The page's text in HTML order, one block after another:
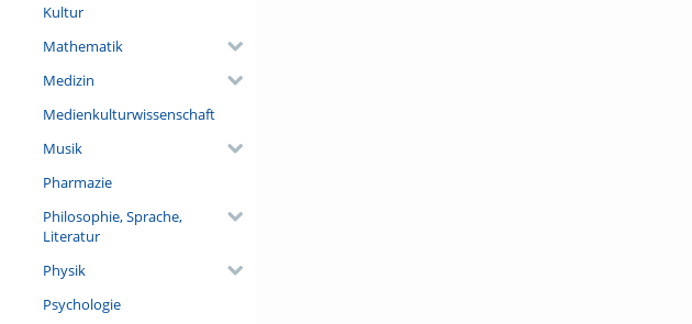
Kultur
Mathematik
Medizin
Medienkulturwissenschaft
Musik
Pharmazie
Philosophie, Sprache,
Literatur
Physik
Psychologie